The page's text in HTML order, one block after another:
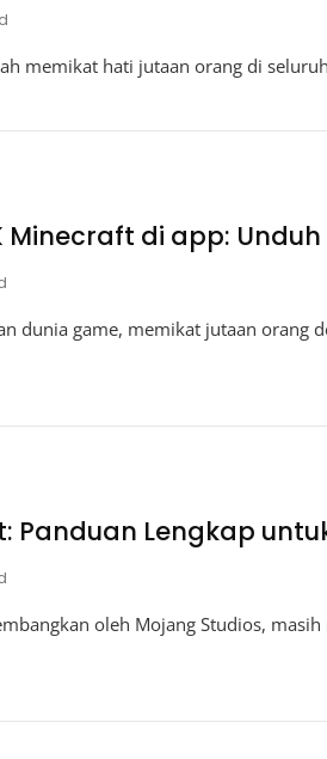
memikat hati jutaan orang di
Minecraft di app:
dunia game, memikat jutaan orang
Panduan Lengkap
oleh Mojang Studios,